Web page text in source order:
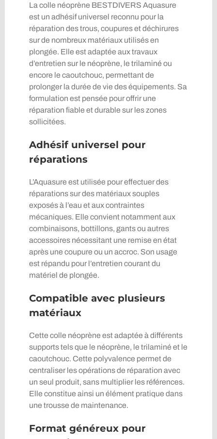
La colle néoprène BESTDIVERS Aquasure
est un adhésif universel reconnu pour la
réparation des trous, coupures et déchirures
sur de nombreux matériaux utilisés en
plongée. Elle est adaptée aux travaux
d’entretien sur le néoprène, le trilaminé ou
encore le caoutchouc, permettant de
prolonger la durée de vie des équipements. Sa
formulation est pensée pour offrir une
réparation fiable et durable sur les zones
sollicitées.
Adhésif universel pour
réparations
L’Aquasure est utilisée pour effectuer des
réparations sur des matériaux souples
exposés à l’eau et aux contraintes
mécaniques. Elle convient notamment aux
combinaisons, bottillons, gants ou autres
accessoires nécessitant une remise en état
après une coupure ou un accroc. Son usage
est répandu pour l’entretien courant du
matériel de plongée.
Compatible avec plusieurs
matériaux
Cette colle néoprène est adaptée à différents
supports tels que le néoprène, le trilaminé et le
caoutchouc. Cette polyvalence permet de
centraliser les opérations de réparation avec
un seul produit, sans multiplier les références.
Elle constitue ainsi un élément pratique dans
une trousse de maintenance.
Format généreux pour